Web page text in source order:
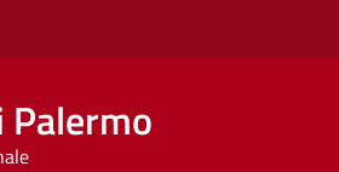
Palermo